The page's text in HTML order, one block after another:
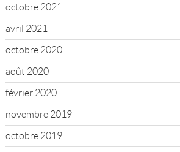
octobre 2021
avril 2021
octobre 2020
août 2020
février 2020
novembre 2019
octobre 2019